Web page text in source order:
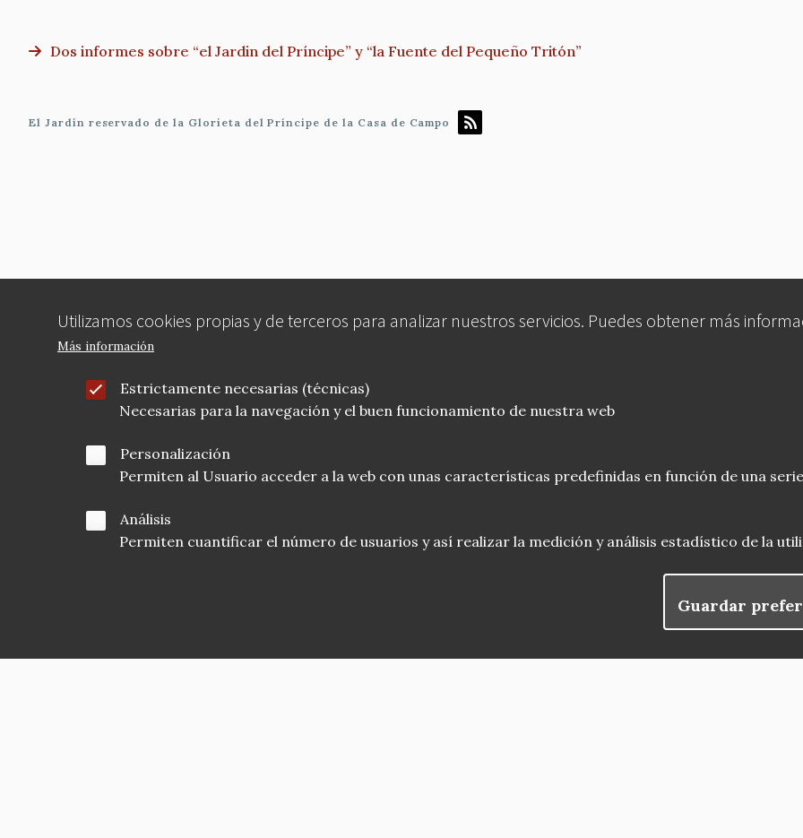
Utilizamos cookies propias y de terceros para analizar nuestros servicios. Puedes obtener más
Más información
Estrictamente necesarias (técnicas)
Necesarias para la navegación y el buen funcionamiento de nuestra web
Personalización
Permiten al Usuario acceder a la web con unas características predefinidas en función de una
Análisis
Permiten cuantificar el número de usuarios y así realizar la medición y análisis estadístico de la
Guardar
Dos informes sobre “el Jardin del Príncipe” y “la Fuente del Pequeño Tritón”
El Jardín reservado de la Glorieta del Príncipe de la Casa de Campo